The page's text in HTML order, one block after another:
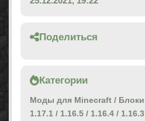
Поделиться
Категории
Моды для Minecraft / Блоки
1.17.1 / 1.16.5 / 1.16.4 / 1.16.3